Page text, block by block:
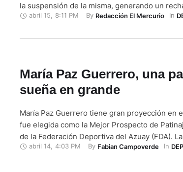
la suspensión de la misma, generando un
involucradas. Dicen ser conscientes de la
abril 15, 8:11 PM By Redacción El Mercurio In
María Paz Guerrero, una
sueña en grande
María Paz Guerrero tiene gran proyección en
fue elegida como la Mejor Prospecto de
de la Federación Deportiva del Azuay (FDA).
el Festival de Campeones, ceremonia que se
abril 14, 4:03 PM By Fabian Campoverde In